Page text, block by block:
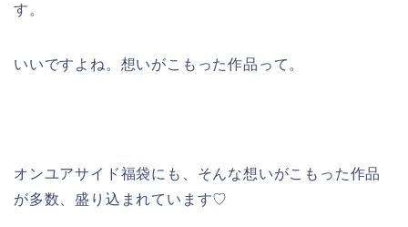
す。
いいですよね。想いがこもった作品って。
オンユアサイド福袋にも、そんな想いがこもった作品
が多数、盛り込まれています♡